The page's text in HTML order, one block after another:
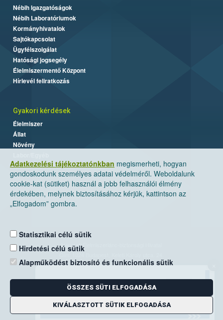
Adatkezelési tájékoztatónkban megismerheti, hogyan
gondoskodunk személyes adatai védelméről. Weboldalunk
cookie-kat (sütiket) használ a jobb felhasználói élmény
érdekében, melynek biztosításához kérjük, kattintson az
„Elfogadom” gombra.
Statisztikai célú sütik
Hirdetési célú sütik
Alapműködést biztosító és funkcionális sütik
ÖSSZES SÜTI ELFOGADÁSA
KIVÁLASZTOTT SÜTIK ELFOGADÁSA
Nébih Igazgatóságok
Nébih Laboratóriumok
Kormányhivatalok
Sajtókapcsolat
Ügyfélszolgálat
Hatósági jogsegély
Élelmiszermentő Központ
Hírlevél feliratkozás
Gyakori kérdések
Élelmiszer
Állat
Növény
Nemzeti Élelmiszerlánc-biztonsági Hivatal
Levelezési cím: 1525 Budapest. Pf. 30.
E-mail:ugyfelszolgalat@nebih.gov.hu
Zöld szám: 06-80/263-244
Telefon: 06-1/ 336-9000